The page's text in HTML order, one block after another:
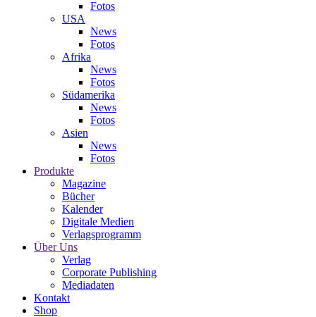
Fotos
USA
News
Fotos
Afrika
News
Fotos
Südamerika
News
Fotos
Asien
News
Fotos
Produkte
Magazine
Bücher
Kalender
Digitale Medien
Verlagsprogramm
Über Uns
Verlag
Corporate Publishing
Mediadaten
Kontakt
Shop